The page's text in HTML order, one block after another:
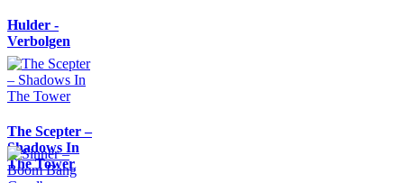
Hulder -
Verbolgen
The Scepter –
Shadows In
The Tower